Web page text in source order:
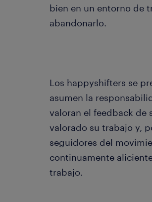
bien en un entorno de
abandonarlo.
Los happyshifters se
asumen la
valoran el feedback de
valorado su trabajo y,
seguidores del
continuamente
trabajo.